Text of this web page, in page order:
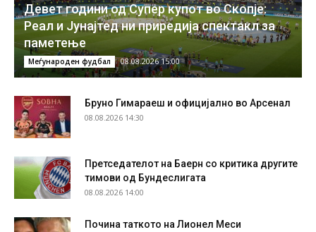
Девет години од Супер купот во Скопје:
Реал и Јунајтед ни приредија спектакл за
паметење
Меѓународен фудбал 08.08.2026 15:00
Бруно Гимараеш и официјално во Арсенал
08.08.2026 14:30
Претседателот на Баерн со критика другите
тимови од Бундеслигата
08.08.2026 14:00
Почина таткото на Лионел Меси